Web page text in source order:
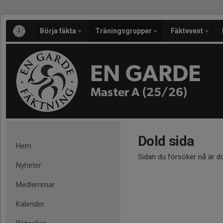
Börja fäkta Träningsgrupper Fäktevent
EN GARDE
Master A (25/26)
Hem
Nyheter
Medlemmar
Kalender
Dold sida
Sidan du försöker nå är